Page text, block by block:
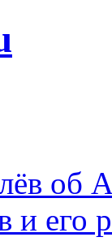
об
и его